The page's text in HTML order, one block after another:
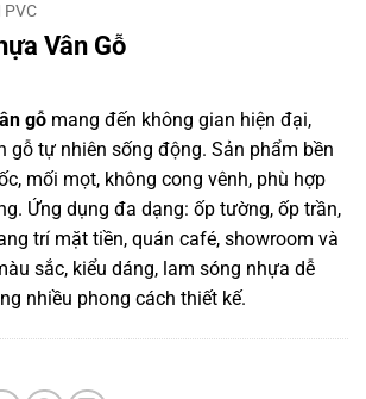
PVC
Vân Gỗ
gỗ mang đến không gian hiện đại,
gỗ tự nhiên sống động. Sản phẩm bền
mối mọt, không cong vênh, phù hợp
Ứng dụng đa dạng: ốp tường, ốp trần,
trí mặt tiền, quán café, showroom và
sắc, kiểu dáng, lam sóng nhựa dễ
nhiều phong cách thiết kế.